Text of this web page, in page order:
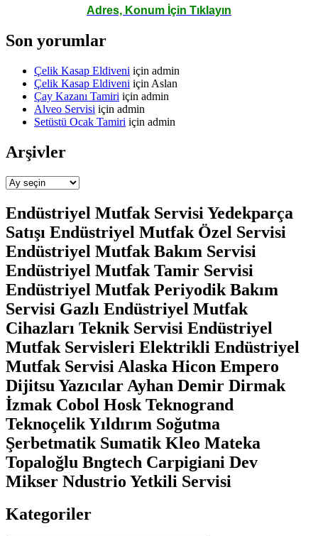
Adres, Konum İçin Tıklayın
Son yorumlar
Çelik Kasap Eldiveni için admin
Çelik Kasap Eldiveni için Aslan
Çay Kazanı Tamiri için admin
Alveo Servisi için admin
Setüstü Ocak Tamiri için admin
Arşivler
Arşivler
Endüstriyel Mutfak Servisi Yedekparça
Satışı Endüstriyel Mutfak Özel Servisi
Endüstriyel Mutfak Bakım Servisi
Endüstriyel Mutfak Tamir Servisi
Endüstriyel Mutfak Periyodik Bakım
Servisi Gazlı Endüstriyel Mutfak
Cihazları Teknik Servisi Endüstriyel
Mutfak Servisleri Elektrikli Endüstriyel
Mutfak Servisi Alaska Hicon Empero
Dijitsu Yazıcılar Ayhan Demir Dirmak
İzmak Cobol Hosk Teknogrand
Teknoçelik Yıldırım Soğutma
Şerbetmatik Sumatik Kleo Mateka
Topaloğlu Bngtech Carpigiani Dev
Mikser Ndustrio Yetkili Servisi
Kategoriler